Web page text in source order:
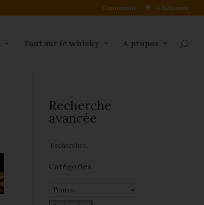
Connexion 0 Éléments
Tout sur le whisky A propos
Recherche
avancée
Catégories